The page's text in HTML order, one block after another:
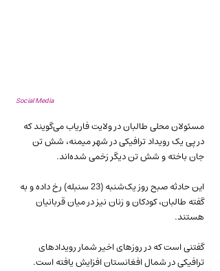
Social Media
مسئولان محلی طالبان در ولایت فاریاب می‌گویند که
در پی یک رویداد ترافیکی در شهر میمنه، شش تن
جان باخته و شش تن دیگر زخمی شده‌اند.
این حادثه صبح روز یک‌شنبه (23 سنبله) رخ داده و به
گفته طالبان، کودکان و زنان نیز در میان قربانیان
هستند.
گفتنی است که در روزهای اخیر شمار رویدادهای
ترافیکی در شمال افغانستان افزایش یافته است.